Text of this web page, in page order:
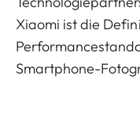
Xiaomi ist die
Smartphone-